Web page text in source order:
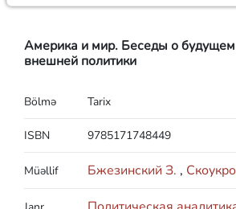
Америка и мир. Беседы о
внешней политики
Bölmə Tarix
ISBN 9785171748449
Müəllif Бжезинский З. ,